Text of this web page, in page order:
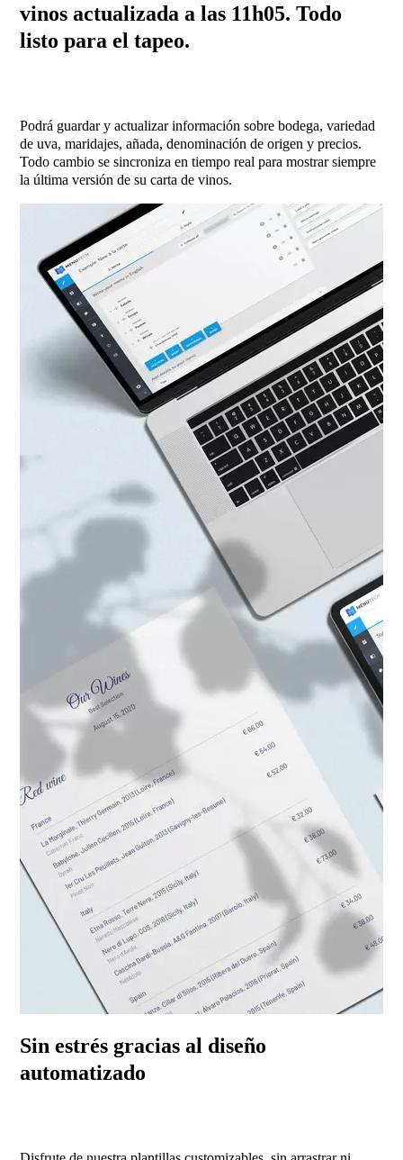
vinos actualizada a las 11h05. Todo
listo para el tapeo.
Podrá guardar y actualizar información sobre bodega, variedad
de uva, maridajes, añada, denominación de origen y precios.
Todo cambio se sincroniza en tiempo real para mostrar siempre
la última versión de su carta de vinos.
Sin estrés gracias al diseño
automatizado